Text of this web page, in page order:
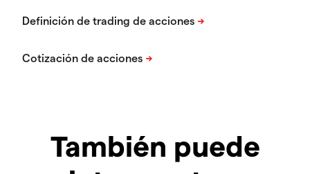
También puede